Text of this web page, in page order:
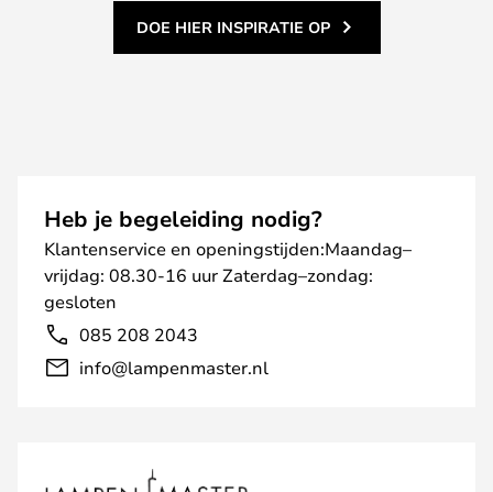
DOE HIER INSPIRATIE OP
Heb je begeleiding nodig?
Klantenservice en openingstijden:Maandag–
vrijdag: 08.30-16 uur Zaterdag–zondag:
gesloten
085 208 2043
info@lampenmaster.nl